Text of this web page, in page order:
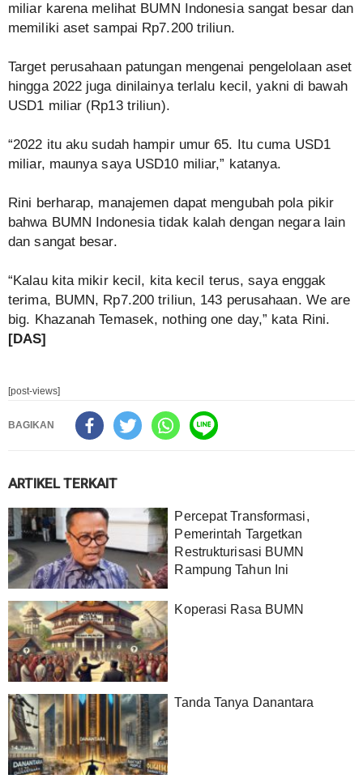
miliar karena melihat BUMN Indonesia sangat besar dan
memiliki aset sampai Rp7.200 triliun.
Target perusahaan patungan mengenai pengelolaan aset
hingga 2022 juga dinilainya terlalu kecil, yakni di bawah
USD1 miliar (Rp13 triliun).
“2022 itu aku sudah hampir umur 65. Itu cuma USD1
miliar, maunya saya USD10 miliar,” katanya.
Rini berharap, manajemen dapat mengubah pola pikir
bahwa BUMN Indonesia tidak kalah dengan negara lain
dan sangat besar.
“Kalau kita mikir kecil, kita kecil terus, saya enggak
terima, BUMN, Rp7.200 triliun, 143 perusahaan. We are
big. Khazanah Temasek, nothing one day,” kata Rini.
[DAS]
[post-views]
BAGIKAN
ARTIKEL TERKAIT
Percepat Transformasi,
Pemerintah Targetkan
Restrukturisasi BUMN
Rampung Tahun Ini
Koperasi Rasa BUMN
Tanda Tanya Danantara